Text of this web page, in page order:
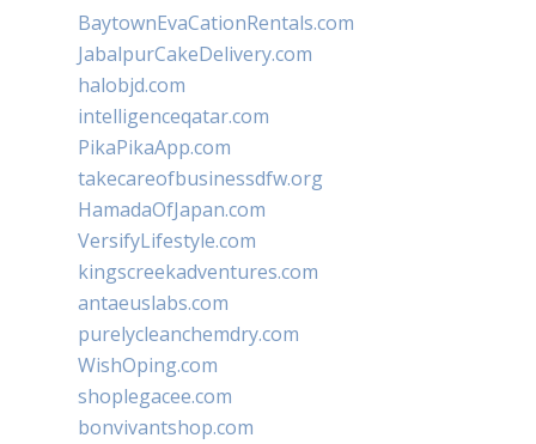
BaytownEvaCationRentals.com
JabalpurCakeDelivery.com
halobjd.com
intelligenceqatar.com
PikaPikaApp.com
takecareofbusinessdfw.org
HamadaOfJapan.com
VersifyLifestyle.com
kingscreekadventures.com
antaeuslabs.com
purelycleanchemdry.com
WishOping.com
shoplegacee.com
bonvivantshop.com